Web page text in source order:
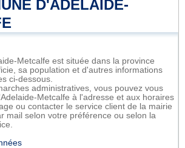
D'ADELAIDE-
Metcalfe est située dans la province
sa population et d'autres informations
ci-dessous.
administratives, vous pouvez vous
Metcalfe à l'adresse et aux horaires
ou contacter le service client de la mairie
mail selon votre préférence ou selon la